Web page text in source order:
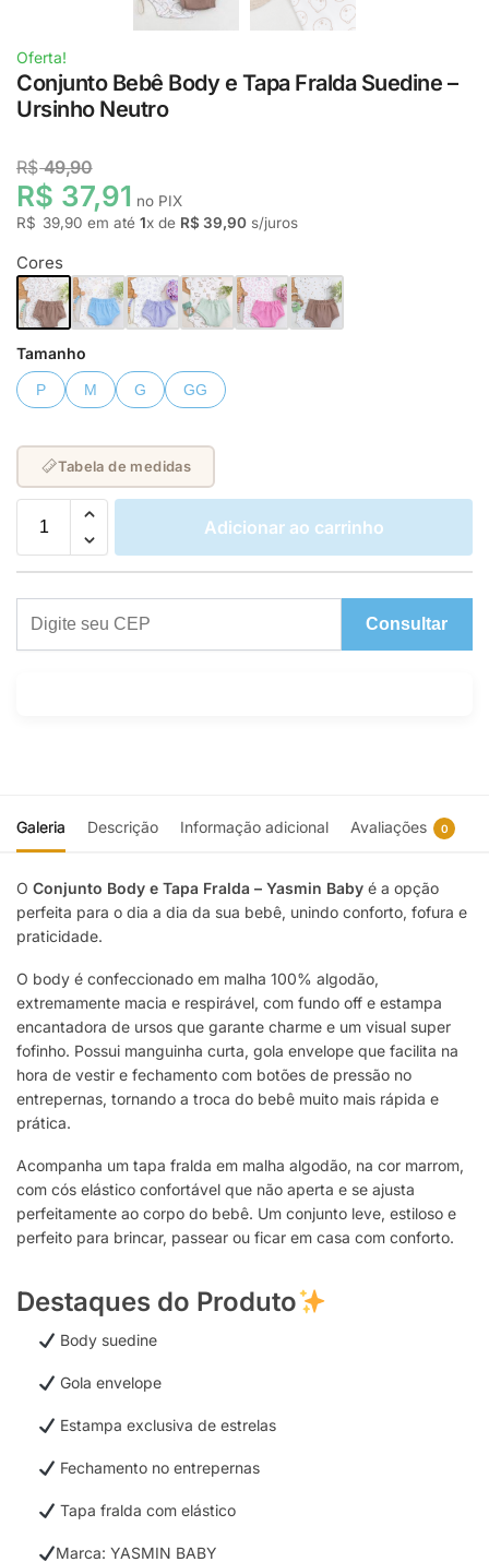
Oferta!
Conjunto Bebê Body e Tapa Fralda Suedine –
Ursinho Neutro
R$49,90
R$ 37,91 no PIX
R$ 39,90 em até 1x de R$ 39,90 s/juros
Cores
Tamanho
P M G GG
Tabela de medidas
Adicionar ao carrinho
Consultar
Galeria Descrição Informação adicional Avaliações 0
O Conjunto Body e Tapa Fralda – Yasmin Baby é a opção
perfeita para o dia a dia da sua bebê, unindo conforto, fofura e
praticidade.
O body é confeccionado em malha 100% algodão,
extremamente macia e respirável, com fundo off e estampa
encantadora de ursos que garante charme e um visual super
fofinho. Possui manguinha curta, gola envelope que facilita na
hora de vestir e fechamento com botões de pressão no
entrepernas, tornando a troca do bebê muito mais rápida e
prática.
Acompanha um tapa fralda em malha algodão, na cor marrom,
com cós elástico confortável que não aperta e se ajusta
perfeitamente ao corpo do bebê. Um conjunto leve, estiloso e
perfeito para brincar, passear ou ficar em casa com conforto.
Destaques do Produto
Body suedine
Gola envelope
Estampa exclusiva de estrelas
Fechamento no entrepernas
Tapa fralda com elástico
Marca: YASMIN BABY